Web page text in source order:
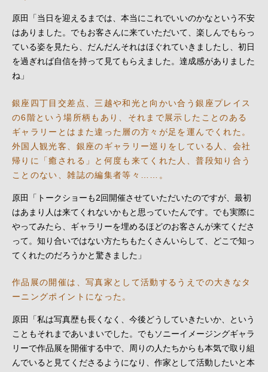
原田「当日を迎えるまでは、本当にこれでいいのかなという不安
はありました。でもお客さんに来ていただいて、楽しんでもらっ
ている姿を見たら、だんだんそれはほぐれていきましたし、初日
を過ぎれば自信を持って見てもらえました。達成感がありました
ね」
銀座四丁目交差点、三越や和光と向かい合う銀座プレイス
の6階という場所柄もあり、それまで展示したことのある
ギャラリーとはまた違った層の方々が足を運んでくれた。
外国人観光客、銀座のギャラリー巡りをしている人、会社
帰りに「癒される」と何度も来てくれた人、普段知り合う
ことのない、雑誌の編集者等々……。
原田「トークショーも2回開催させていただいたのですが、最初
はあまり人は来てくれないかもと思っていたんです。でも実際に
やってみたら、ギャラリーを埋めるほどのお客さんが来てくださ
って。知り合いではない方たちもたくさんいらして、どこで知っ
てくれたのだろうかと驚きました」
作品展の開催は、写真家として活動するうえでの大きなタ
ーニングポイントになった。
原田「私は写真歴も長くなく、今後どうしていきたいか、という
こともそれまであいまいでした。でもソニーイメージングギャラ
リーで作品展を開催する中で、周りの人たちからも本気で取り組
んでいると見てくださるようになり、作家として活動したいと本